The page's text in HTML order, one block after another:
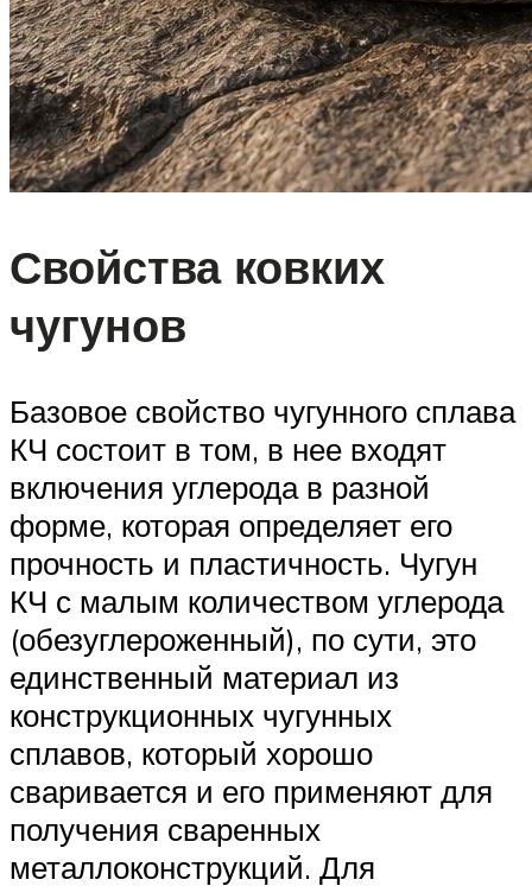
Свойства ковких
чугунов
Базовое свойство чугунного сплава
КЧ состоит в том, в нее входят
включения углерода в разной
форме, которая определяет его
прочность и пластичность. Чугун
КЧ с малым количеством углерода
(обезуглероженный), по сути, это
единственный материал из
конструкционных чугунных
сплавов, который хорошо
сваривается и его применяют для
получения сваренных
металлоконструкций. Для